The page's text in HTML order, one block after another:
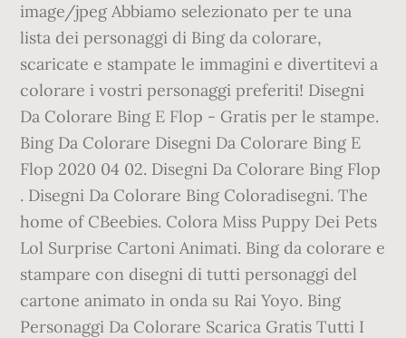
image/jpeg Abbiamo selezionato per te una
lista dei personaggi di Bing da colorare,
scaricate e stampate le immagini e divertitevi a
colorare i vostri personaggi preferiti! Disegni
Da Colorare Bing E Flop - Gratis per le stampe.
Bing Da Colorare Disegni Da Colorare Bing E
Flop 2020 04 02. Disegni Da Colorare Bing Flop
. Disegni Da Colorare Bing Coloradisegni. The
home of CBeebies. Colora Miss Puppy Dei Pets
Lol Surprise Cartoni Animati. Bing da colorare e
stampare con disegni di tutti personaggi del
cartone animato in onda su Rai Yoyo. Bing
Personaggi Da Colorare Scarica Gratis Tutti I